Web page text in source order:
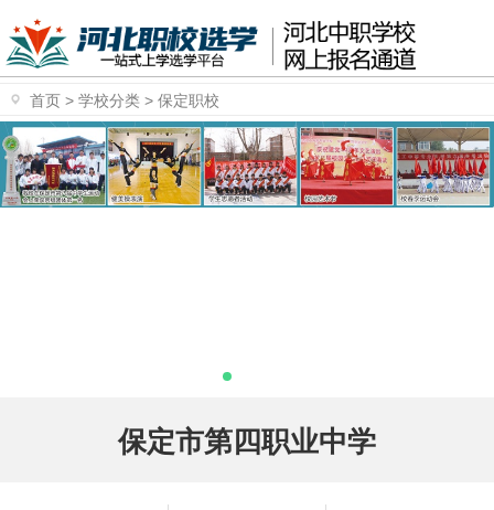
首页 > 学校分类 > 保定职校
保定市第四职业中学